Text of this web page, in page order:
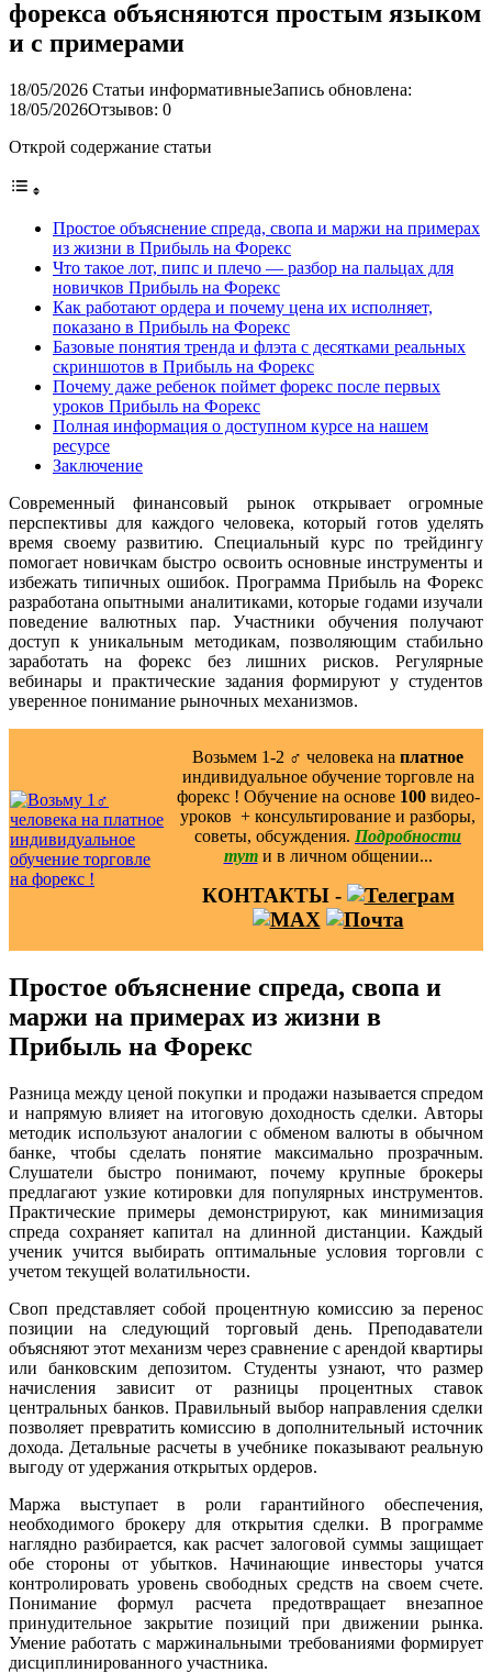
форекса объясняются простым языком
и с примерами
18/05/2026 Статьи информативныеЗапись обновлена:
18/05/2026Отзывов: 0
Открой содержание статьи
Простое объяснение спреда, свопа и маржи на примерах
из жизни в Прибыль на Форекс
Что такое лот, пипс и плечо — разбор на пальцах для
новичков Прибыль на Форекс
Как работают ордера и почему цена их исполняет,
показано в Прибыль на Форекс
Базовые понятия тренда и флэта с десятками реальных
скриншотов в Прибыль на Форекс
Почему даже ребенок поймет форекс после первых
уроков Прибыль на Форекс
Полная информация о доступном курсе на нашем
ресурсе
Заключение
Современный финансовый рынок открывает огромные
перспективы для каждого человека, который готов уделять
время своему развитию. Специальный курс по трейдингу
помогает новичкам быстро освоить основные инструменты и
избежать типичных ошибок. Программа Прибыль на Форекс
разработана опытными аналитиками, которые годами изучали
поведение валютных пар. Участники обучения получают
доступ к уникальным методикам, позволяющим стабильно
заработать на форекс без лишних рисков. Регулярные
вебинары и практические задания формируют у студентов
уверенное понимание рыночных механизмов.
Возьмем 1-2 ‍♂️ человека на платное
индивидуальное обучение торговле на
форекс ! Обучение на основе 100видео-
уроков ️ + консультирование и разборы,
советы, обсуждения. Подробности
тут и в личном общении...
КОНТАКТЫ -
Простое объяснение спреда, свопа и
маржи на примерах из жизни в
Прибыль на Форекс
Разница между ценой покупки и продажи называется спредом
и напрямую влияет на итоговую доходность сделки. Авторы
методик используют аналогии с обменом валюты в обычном
банке, чтобы сделать понятие максимально прозрачным.
Слушатели быстро понимают, почему крупные брокеры
предлагают узкие котировки для популярных инструментов.
Практические примеры демонстрируют, как минимизация
спреда сохраняет капитал на длинной дистанции. Каждый
ученик учится выбирать оптимальные условия торговли с
учетом текущей волатильности.
Своп представляет собой процентную комиссию за перенос
позиции на следующий торговый день. Преподаватели
объясняют этот механизм через сравнение с арендой квартиры
или банковским депозитом. Студенты узнают, что размер
начисления зависит от разницы процентных ставок
центральных банков. Правильный выбор направления сделки
позволяет превратить комиссию в дополнительный источник
дохода. Детальные расчеты в учебнике показывают реальную
выгоду от удержания открытых ордеров.
Маржа выступает в роли гарантийного обеспечения,
необходимого брокеру для открытия сделки. В программе
наглядно разбирается, как расчет залоговой суммы защищает
обе стороны от убытков. Начинающие инвесторы учатся
контролировать уровень свободных средств на своем счете.
Понимание формул расчета предотвращает внезапное
принудительное закрытие позиций при движении рынка.
Умение работать с маржинальными требованиями формирует
дисциплинированного участника.